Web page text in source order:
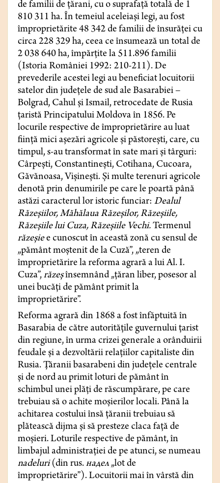
de familii de țărani, cu o suprafață totală de 1
810 311 ha. În temeiul aceleiași legi, au fost
împroprietărite 48 342 de familii de însurăței cu
circa 228 329 ha, ceea ce însumează un total de
2 038 640 ha, împărțite la 511.896 familii
(Istoria României 1992: 210-211). De
prevederile acestei legi au beneficiat locuitorii
satelor din județele de sud ale Basarabiei –
Bolgrad, Cahul și Ismail, retrocedate de Rusia
țaristă Principatului Moldova în 1856. Pe
locurile respective de împroprietărire au luat
ființă mici așezări agricole și păstorești, care, cu
timpul, s-au transformat în sate mari și târguri:
Cârpești, Constantinești, Cotihana, Cucoara,
Găvănoasa, Vișinești. Și multe terenuri agricole
denotă prin denumirile pe care le poartă până
astăzi caracterul lor istoric funciar: Dealul
Răzeșiilor, Măhălaua Răzeșilor, Răzeșiile,
Răzeșiile lui Cuza, Răzeșiile Vechi.Termenul
răzeșiee cunoscut în această zonă cu sensul de
„pământ moștenit de la Cuză”, „teren de
împroprietărire la reforma agrară a lui Al. I.
Cuza”,răzeșînsemnând „țăran liber, posesor al
unei bucăți de pământ primit la
împroprietărire”.
Reforma agrară din 1868 a fost înfăptuită în
Basarabia de către autoritățile guvernului țarist
din regiune, în urma crizei generale a orânduirii
feudale și a dezvoltării relațiilor capitaliste din
Rusia. Țăranii basarabeni din județele centrale
și de nord au primit loturi de pământ în
schimbul unei plăți de răscumpărare, pe care
trebuiau să o achite moșierilor locali. Până la
achitarea costului însă țăranii trebuiau să
plătească dijma și să presteze claca față de
moșieri. Loturile respective de pământ, în
limbajul administrației de pe atunci, se numeau
nadeluri(din rus.надел„lot de
împroprietărire”). Locuitorii mai în vârstă din